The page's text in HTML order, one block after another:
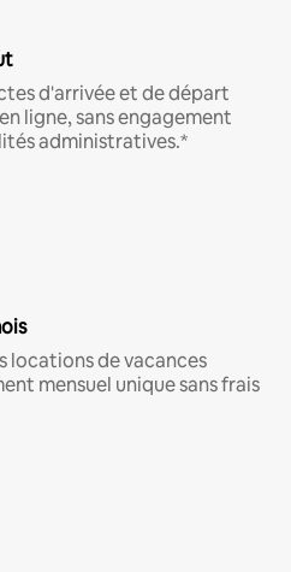
d'arrivée et de départ
ligne, sans engagement
administratives.*
locations de vacances
mensuel unique sans frais